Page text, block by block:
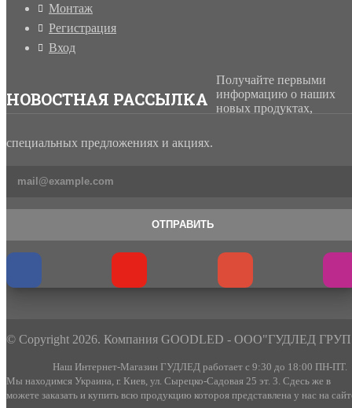
Монтаж
Регистрация
Вход
НОВОСТНАЯ РАССЫЛКА
Получайте первыми
информацию о наших
новых продуктах,
специальных предложениях и акциях.
ОТПРАВИТЬ
© Copyright 2026. Компания GOODLED - ООО"ГУДЛЕД
Наш Интернет-Магазин ГУДЛЕД работает с 9:30 до 18:00 ПН-ПТ.
Мы находимся Украина, г. Киев, ул. Сырецко-Садовая 25 эт. 3. Сдесь же в
можете заказать и купить всю продукцию котороя представлена у нас на